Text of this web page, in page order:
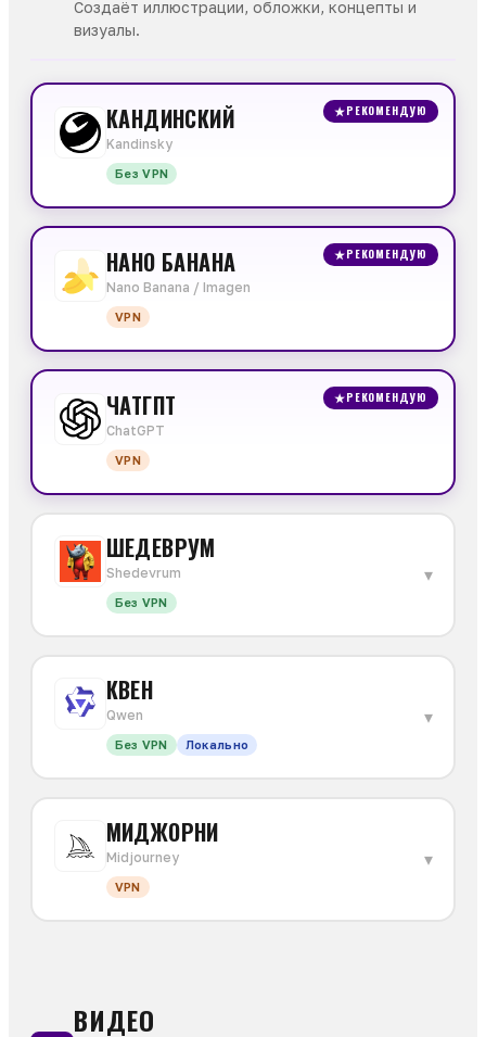
Создаёт иллюстрации, обложки, концепты и
визуалы.
★РЕКОМЕНДУЮ
КАНДИНСКИЙ
Kandinsky
Без VPN
★РЕКОМЕНДУЮ
НАНО БАНАНА
Nano Banana / Imagen
VPN
★РЕКОМЕНДУЮ
ЧАТГПТ
ChatGPT
VPN
ШЕДЕВРУМ
Shedevrum
Без VPN
▾
КВЕН
Qwen
Без VPN Локально
▾
МИДЖОРНИ
Midjourney
VPN
▾
ВИДЕО